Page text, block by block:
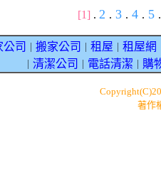
[1] . 2 . 3 . 4 . 5 .
公司 搬家公司 租屋 租屋網
清潔公司 電話清潔 購
著作